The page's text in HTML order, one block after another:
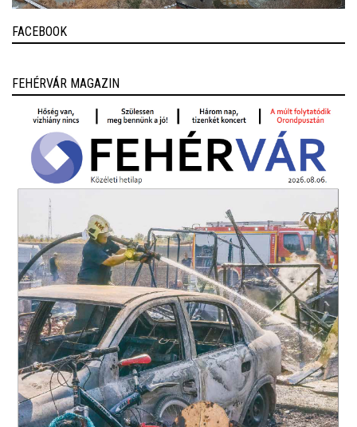
FACEBOOK
FEHÉRVÁR MAGAZIN